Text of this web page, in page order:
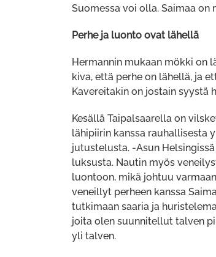
Suomessa voi olla. Saimaa on
Perhe ja luonto ovat lähellä
Hermannin mukaan mökki on
kiva, että perhe on lähellä, ja
Kavereitakin on jostain
Kesällä Taipalsaarella on
lähipiirin kanssa rauhallisesta
jutustelusta. -Asun
luksusta. Nautin myös
luontoon, mikä johtuu
veneillyt perheen kanssa
tutkimaan saaria ja
joita olen suunnitellut talven
yli talven.